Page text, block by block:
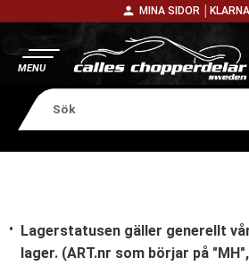
person MINA SIDOR │ KLARNA
Lagerstatusen gäller generellt
lager. (ART.nr som börjar på